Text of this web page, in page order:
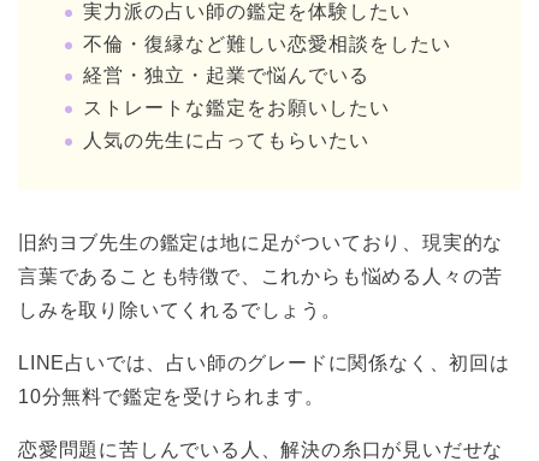
実力派の占い師の鑑定を体験したい
不倫・復縁など難しい恋愛相談をしたい
経営・独立・起業で悩んでいる
ストレートな鑑定をお願いしたい
人気の先生に占ってもらいたい
旧約ヨブ先生の鑑定は地に足がついており、現実的な
言葉であることも特徴で、これからも悩める人々の苦
しみを取り除いてくれるでしょう。
LINE占いでは、占い師のグレードに関係なく、初回は
10分無料で鑑定を受けられます。
恋愛問題に苦しんでいる人、解決の糸口が見いだせな